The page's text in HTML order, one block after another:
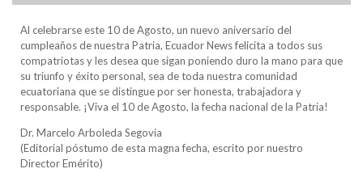
Al celebrarse este 10 de Agosto, un nuevo aniversario del
cumpleaños de nuestra Patria, Ecuador News felicita a todos sus
compatriotas y les desea que sigan poniendo duro la mano para que
su triunfo y éxito personal, sea de toda nuestra comunidad
ecuatoriana que se distingue por ser honesta, trabajadora y
responsable. ¡Viva el 10 de Agosto, la fecha nacional de la Patria!
Dr. Marcelo Arboleda Segovia
(Editorial póstumo de esta magna fecha, escrito por nuestro
Director Emérito)